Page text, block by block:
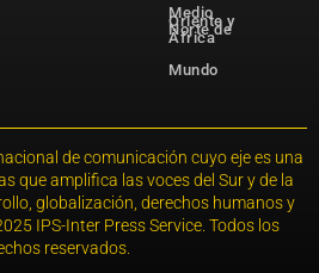
Medio
Oriente y
Norte de
África
Mundo
de comunicación cuyo eje es una
que amplifica las voces del Sur y de la
globalización, derechos humanos y
IPS-Inter Press Service. Todos los
reservados.